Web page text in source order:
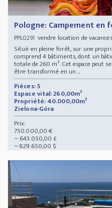
Pologne: Campement en
PPL0291 vendre location de
Situé en pleine forêt, sur une
comprend 4 bâtiments, dont un
totale de 260 m². Cet espace peut
être transformé en un ...
Pièces: 5
Espace vital: 260,00m²
Propriété: 40.000,00m²
Zielona-Góra
Prix:
750.000,00 €
~ 643.050,00 £
~ 829.650,00 $